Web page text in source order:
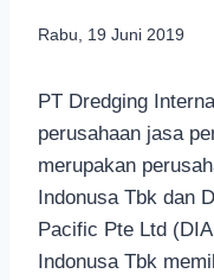
Rabu, 19 Juni 2019
PT Dredging
perusahaan jasa
merupakan
Indonusa Tbk dan
Pacific Pte Ltd
Indonusa Tbk